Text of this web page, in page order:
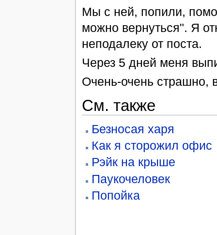
Мы с ней, попили,
можно вернуться". Я
неподалеку от поста.
Через 5 дней меня
Очень-очень страшно,
См. также
Безносая харя
Как я сторожил офис
Рэйк на крыше
Паукочеловек
Попойка